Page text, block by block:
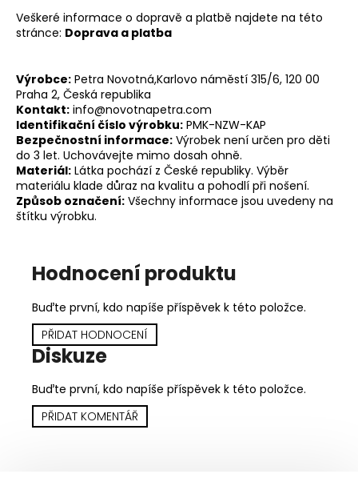
Veškeré informace o dopravě a platbě najdete na této
stránce: Doprava a platba
Výrobce: Petra Novotná,Karlovo náměstí 315/6, 120 00
Praha 2, Česká republika
Kontakt: info@novotnapetra.com
Identifikační číslo výrobku: PMK-NZW-KAP
Bezpečnostní informace: Výrobek není určen pro děti
do 3 let. Uchovávejte mimo dosah ohně.
Materiál: Látka pochází z České republiky. Výběr
materiálu klade důraz na kvalitu a pohodlí při nošení.
Způsob označení: Všechny informace jsou uvedeny na
štítku výrobku.
Hodnocení produktu
Buďte první, kdo napíše příspěvek k této položce.
PŘIDAT HODNOCENÍ
Diskuze
Buďte první, kdo napíše příspěvek k této položce.
PŘIDAT KOMENTÁŘ